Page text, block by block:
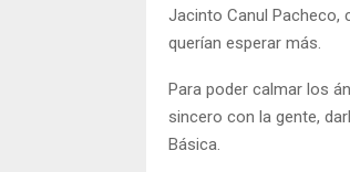
Jacinto Canul Pacheco,
querían esperar más.
Para poder calmar los
sincero con la gente,
Básica.